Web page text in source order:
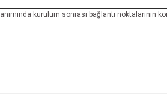
kurulum sonrası bağlantı noktalarının